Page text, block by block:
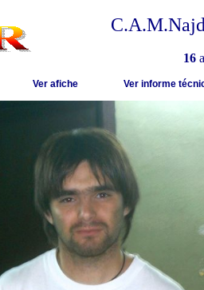
16
Ver afiche Ver informe